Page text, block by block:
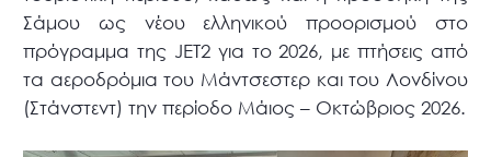
Σάμου ως νέου ελληνικού προορισμού στο
πρόγραμμα της JET2 για το 2026, με πτήσεις από
τα αεροδρόμια του Μάντσεστερ και του Λονδίνου
(Στάνστεντ) την περίοδο Μάιος – Οκτώβριος 2026.